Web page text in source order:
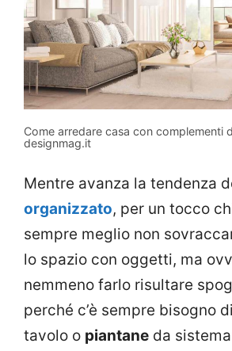
Come arredare casa con complementi
designmag.it
Mentre avanza la tendenza
organizzato, per un tocco
sempre meglio non
lo spazio con oggetti, ma
nemmeno farlo risultare
perché c’è sempre bisogno di
tavolo o piantane da